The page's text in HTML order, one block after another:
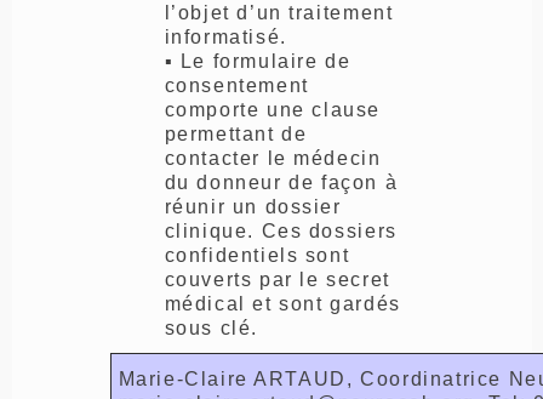
l’objet d’un traitement
informatisé.
▪ Le formulaire de
consentement
comporte une clause
permettant de
contacter le médecin
du donneur de façon à
réunir un dossier
clinique. Ces dossiers
confidentiels sont
couverts par le secret
médical et sont gardés
sous clé.
Marie-Claire ARTAUD, Coordinatrice